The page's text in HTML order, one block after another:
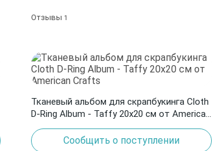
Отзывы 1
Тканевый альбом для скрапбукинга Cloth
D-Ring Album - Taffy 20х20 см от American
Crafts
Сообщить о поступлении